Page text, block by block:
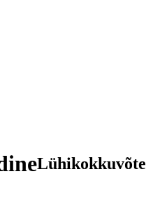
Lühikokkuvõte